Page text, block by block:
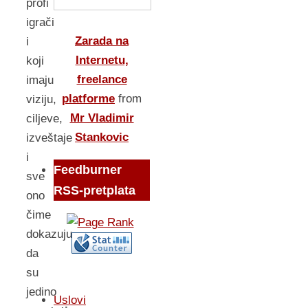
profi
igrači
i
koji
imaju
viziju,
ciljeve,
izveštaje
i
sve
ono
čime
dokazuju
da
su
jedino
Zarada na
Internetu,
freelance
platforme from
Mr Vladimir
Stankovic
Feedburner
RSS-pretplata
Uslovi